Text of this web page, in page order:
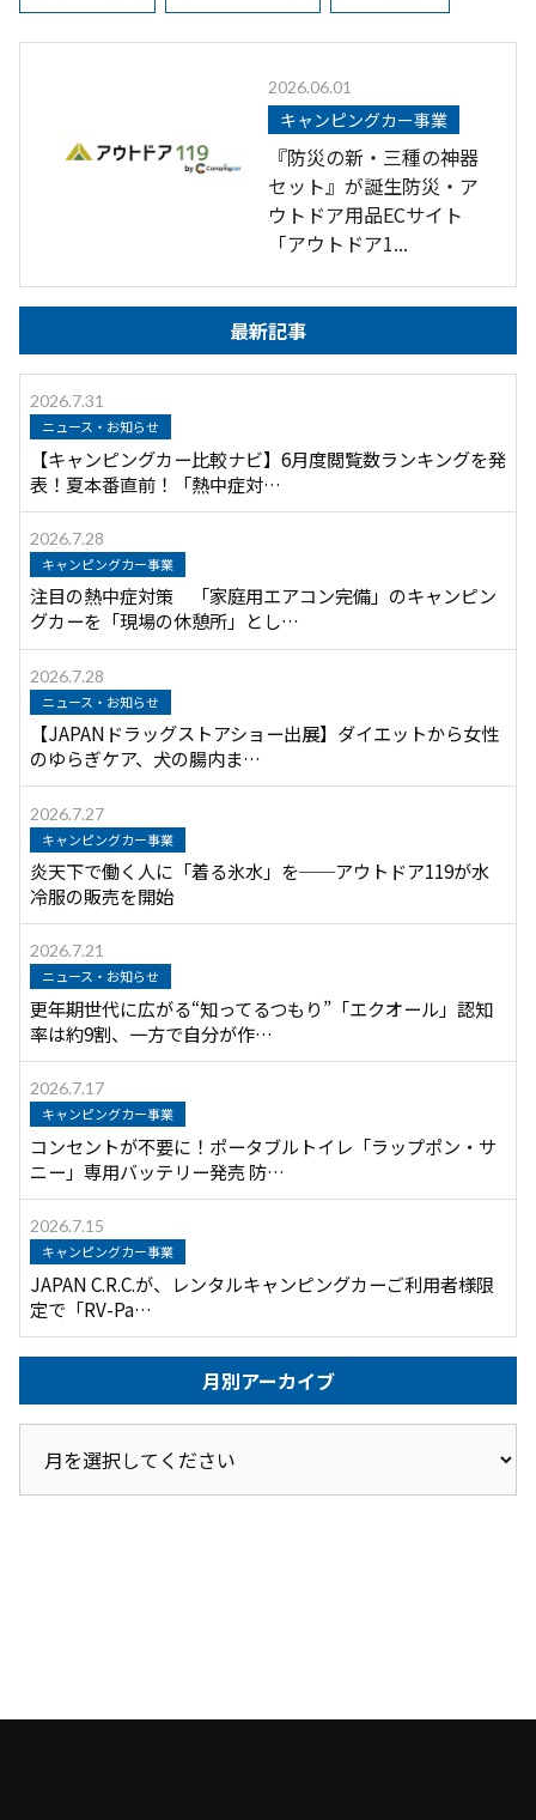
2026.06.01
キャンピングカー事業
『防災の新・三種の神器
セット』が誕生防災・ア
ウトドア用品ECサイト
「アウトドア1...
最新記事
2026.7.31
ニュース・お知らせ
【キャンピングカー比較ナビ】6月度閲覧数ランキングを発
表！夏本番直前！「熱中症対…
2026.7.28
キャンピングカー事業
注目の熱中症対策 「家庭用エアコン完備」のキャンピン
グカーを「現場の休憩所」とし…
2026.7.28
ニュース・お知らせ
【JAPANドラッグストアショー出展】ダイエットから女性
のゆらぎケア、犬の腸内ま…
2026.7.27
キャンピングカー事業
炎天下で働く人に「着る氷水」を──アウトドア119が水
冷服の販売を開始
2026.7.21
ニュース・お知らせ
更年期世代に広がる“知ってるつもり”「エクオール」認知
率は約9割、一方で自分が作…
2026.7.17
キャンピングカー事業
コンセントが不要に！ポータブルトイレ「ラップポン・サ
ニー」専用バッテリー発売 防…
2026.7.15
キャンピングカー事業
JAPAN C.R.C.が、レンタルキャンピングカーご利用者様限
定で「RV-Pa…
月別アーカイブ